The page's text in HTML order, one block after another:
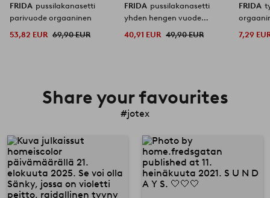
FRIDA pussilakanasetti
parivuode orgaaninen
53,82 EUR 69,90 EUR
FRIDA pussilakanasetti
yhden hengen vuode
40,91 EUR 49,90 EUR
FRIDA
7,29
Share your favourites
#jotex